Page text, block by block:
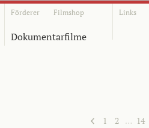
Förderer Filmshop Links
Dokumentarfilme
1 2 … 14